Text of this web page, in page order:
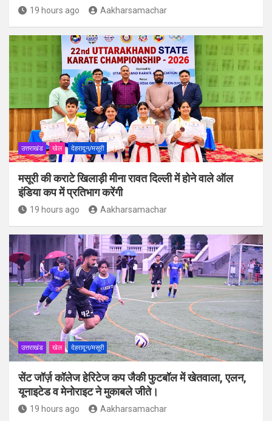
19 hours ago Aakharsamachar
उत्तराखंड खेल देहरादून/मसूरी
मसूरी की कराटे खिलाड़ी मीना रावत दिल्ली में होने वाले ऑल
इंडिया कप में प्रतिभाग करेंगी
19 hours ago Aakharsamachar
उत्तराखंड खेल देहरादून/मसूरी
सेंट जॉर्ज़ कॉलेज हेरिटेज कप जैकी फुटबॉल में खेतवाला, एलन,
यूनाइटेड व मेनोराइट ने मुकाबले जीते।
19 hours ago Aakharsamachar